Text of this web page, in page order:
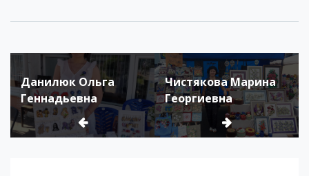
Данилюк Ольга
Геннадьевна
Чистякова Марина
Георгиевна